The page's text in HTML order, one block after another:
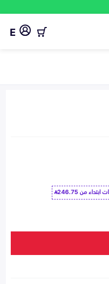
E
246.75